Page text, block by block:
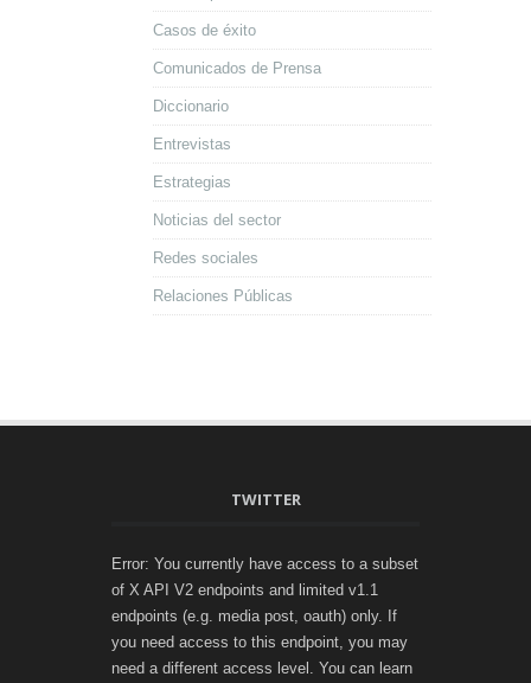
Casos de éxito
Comunicados de Prensa
Diccionario
Entrevistas
Estrategias
Noticias del sector
Redes sociales
Relaciones Públicas
TWITTER
Error: You currently have access to a subset
of X API V2 endpoints and limited v1.1
endpoints (e.g. media post, oauth) only. If
you need access to this endpoint, you may
need a different access level. You can learn